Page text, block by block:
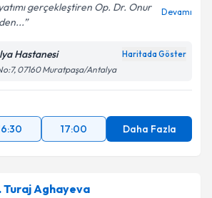
gerçekleştiren Op. Dr. Onur
Devamı
Hastanesi Haritada Göster
07160 Muratpaşa/Antalya
17:00 Daha Fazla
Turaj Aghayeva